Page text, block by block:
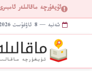
ئۇيغۇرچە ماقالىلەر
شەنبە — 8 ئاۋغۇست 2026 | ھ 23 سەفەر 1448